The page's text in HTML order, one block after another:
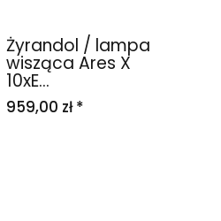
Żyrandol / lampa
wisząca Ares X
10xE...
959,00 zł *